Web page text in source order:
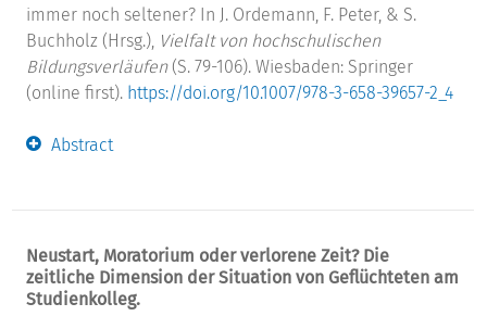
immer noch seltener? In J. Ordemann, F. Peter, & S.
Buchholz (Hrsg.), Vielfalt von hochschulischen
Bildungsverläufen(S. 79-106). Wiesbaden: Springer
(online first). https://doi.org/10.1007/978-3-658-39657-2_4
Abstract
Neustart, Moratorium oder verlorene Zeit? Die
zeitliche Dimension der Situation von Geflüchteten am
Studienkolleg.